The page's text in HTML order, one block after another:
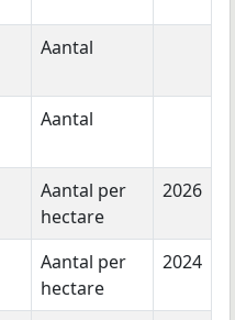
Aantal
Aantal
Aantal per
hectare
2026
Aantal per
hectare
2024